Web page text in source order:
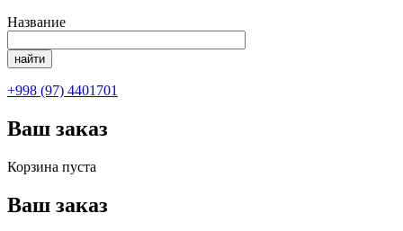
Название
+998 (97) 4401701
Ваш заказ
Корзина пуста
Ваш заказ